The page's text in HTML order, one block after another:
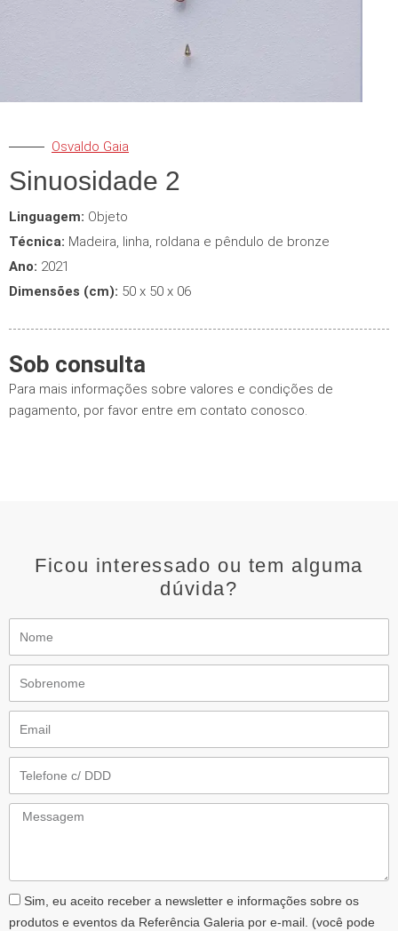
Osvaldo Gaia
Sinuosidade 2
Linguagem: Objeto
Técnica: Madeira, linha, roldana e pêndulo de bronze
Ano: 2021
Dimensões (cm): 50 x 50 x 06
Sob consulta
Para mais informações sobre valores e condições de
pagamento, por favor entre em contato conosco.
Ficou interessado ou tem alguma
dúvida?
Messagem
AceiteLGPD
Sim, eu aceito receber a newsletter e informações sobre os
produtos e eventos da Referência Galeria por e-mail. (você pode